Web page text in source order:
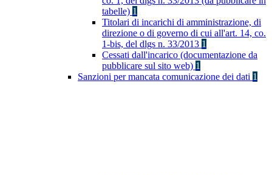
tabelle) 1
Titolari di incarichi di amministrazione, di
direzione o di governo di cui all'art. 14, co.
1-bis, del dlgs n. 33/2013 1
Cessati dall'incarico (documentazione da
pubblicare sul sito web) 1
Sanzioni per mancata comunicazione dei dati 1